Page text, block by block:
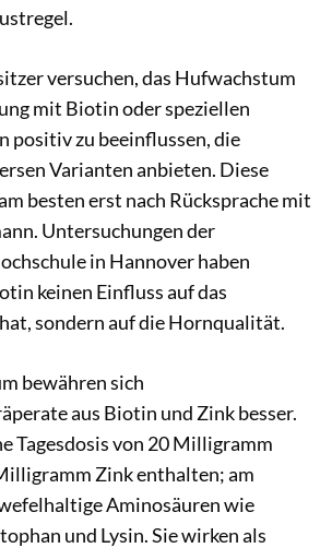
versuchen, das Hufwachstum
mit Biotin oder speziellen
positiv zu beeinflussen, die
Varianten anbieten. Diese
besten erst nach Rücksprache mit
Untersuchungen der
in Hannover haben
keinen Einfluss auf das
sondern auf die Hornqualität.
bewähren sich
aus Biotin und Zink besser.
Tagesdosis von 20 Milligramm
Zink enthalten; am
Aminosäuren wie
und Lysin. Sie wirken als